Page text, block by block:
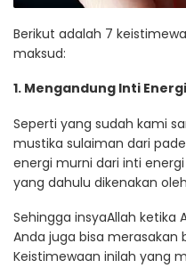
Berikut adalah 7
maksud:
1. Mengandung Inti
Seperti yang sudah kami
mustika sulaiman dari
energi murni dari inti
yang dahulu dikenakan
Sehingga insyaAllah ketika
Anda juga bisa merasakan
Keistimewaan inilah yang